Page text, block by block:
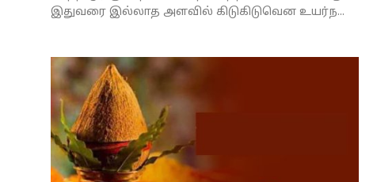
இதுவரை இல்லாத அளவில் கிடுகிடுவென உயர்ந...